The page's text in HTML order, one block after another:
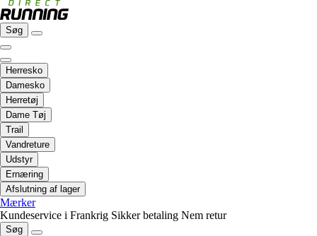
Søg
Herresko
Damesko
Herretøj
Dame Tøj
Trail
Vandreture
Udstyr
Ernæring
Afslutning af lager
Mærker
Kundeservice i Frankrig Sikker betaling Nem retur
Søg